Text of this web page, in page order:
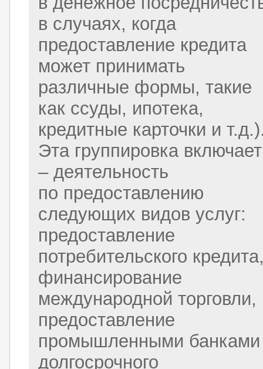
в случаях, когда
предоставление кредита
может принимать
различные формы, такие
как ссуды, ипотека,
кредитные карточки и
Эта группировка
– деятельность
по предоставлению
следующих видов услуг:
предоставление
потребительского
финансирование
международной торговли,
предоставление
промышленными банками
долгосрочного